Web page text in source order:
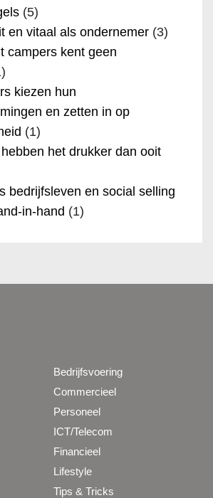
(5)
en vitaal als ondernemer (3)
campers kent geen
kiezen hun
en zetten in op
(1)
het drukker dan ooit
bedrijfsleven en social selling
in-hand (1)
Bedrijfsvoering
Commercieel
Personeel
ICT/Telecom
Financieel
Lifestyle
Tips & Tricks